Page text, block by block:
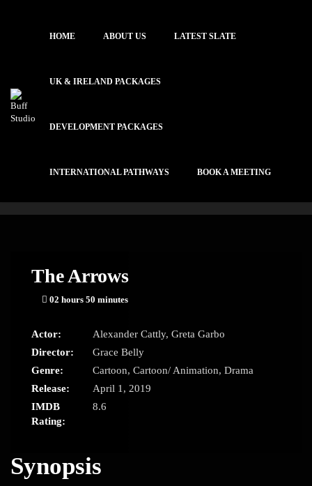
HOME ABOUT US LATEST SLATE
UK & IRELAND PACKAGES
DEVELOPMENT PACKAGES
INTERNATIONAL PATHWAYS BOOK A MEETING
The Arrows
02 hours 50 minutes
Actor: Alexander Cattly, Greta Garbo
Director:
Grace Belly
Genre:
Cartoon, Cartoon/ Animation, Drama
Release:
April 1, 2019
IMDB
Rating:
8.6
Synopsis